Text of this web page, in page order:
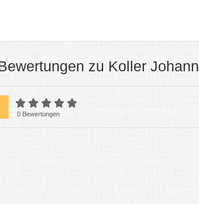
zu Koller Johann
0 Bewertungen